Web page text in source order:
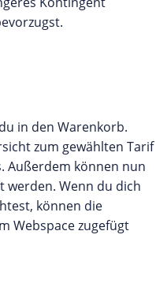
in den Warenkorb.
zum gewählten Tarif
Außerdem können nun
werden. Wenn du dich
können die
Webspace zugefügt